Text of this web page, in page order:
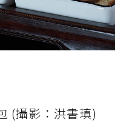
(攝影：洪書瑱)